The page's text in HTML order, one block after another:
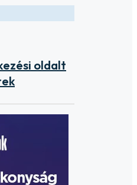
oldalt